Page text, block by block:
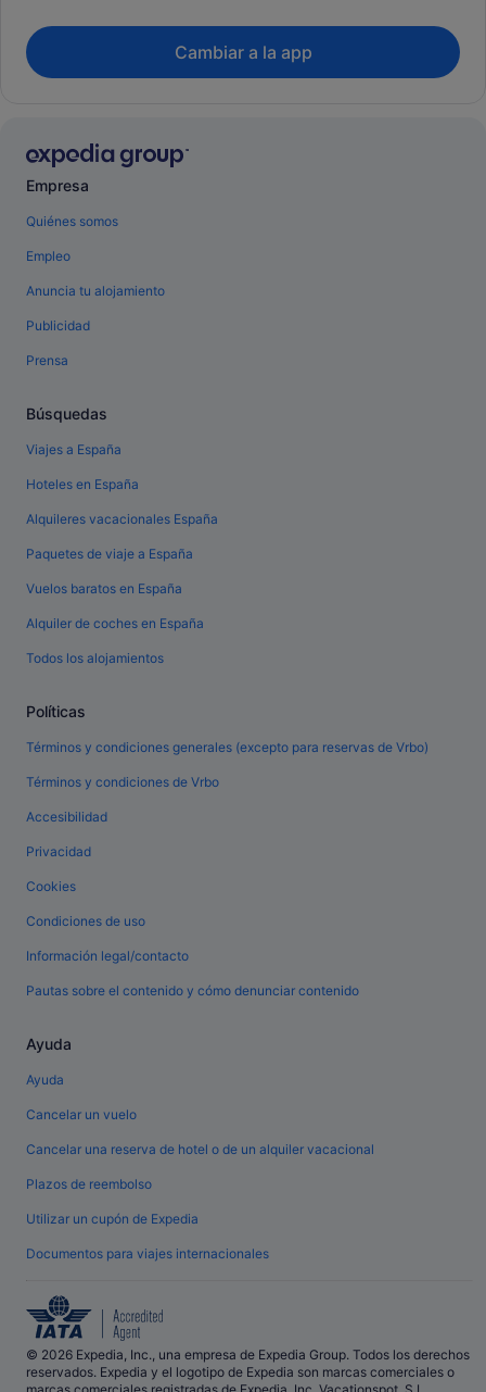
Cambiar a la app
Empresa
Quiénes somos
Empleo
Anuncia tu alojamiento
Publicidad
Prensa
Búsquedas
Viajes a España
Hoteles en España
Alquileres vacacionales España
Paquetes de viaje a España
Vuelos baratos en España
Alquiler de coches en España
Todos los alojamientos
Políticas
Términos y condiciones generales (excepto para reservas de Vrbo)
Términos y condiciones de Vrbo
Accesibilidad
Privacidad
Cookies
Condiciones de uso
Información legal/contacto
Pautas sobre el contenido y cómo denunciar contenido
Ayuda
Ayuda
Cancelar un vuelo
Cancelar una reserva de hotel o de un alquiler vacacional
Plazos de reembolso
Utilizar un cupón de Expedia
Documentos para viajes internacionales
© 2026 Expedia, Inc., una empresa de Expedia Group. Todos los derechos
reservados. Expedia y el logotipo de Expedia son marcas comerciales o